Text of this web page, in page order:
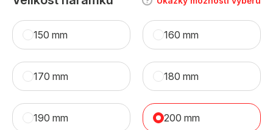
150 mm 160 mm
170 mm 180 mm
190 mm 200 mm